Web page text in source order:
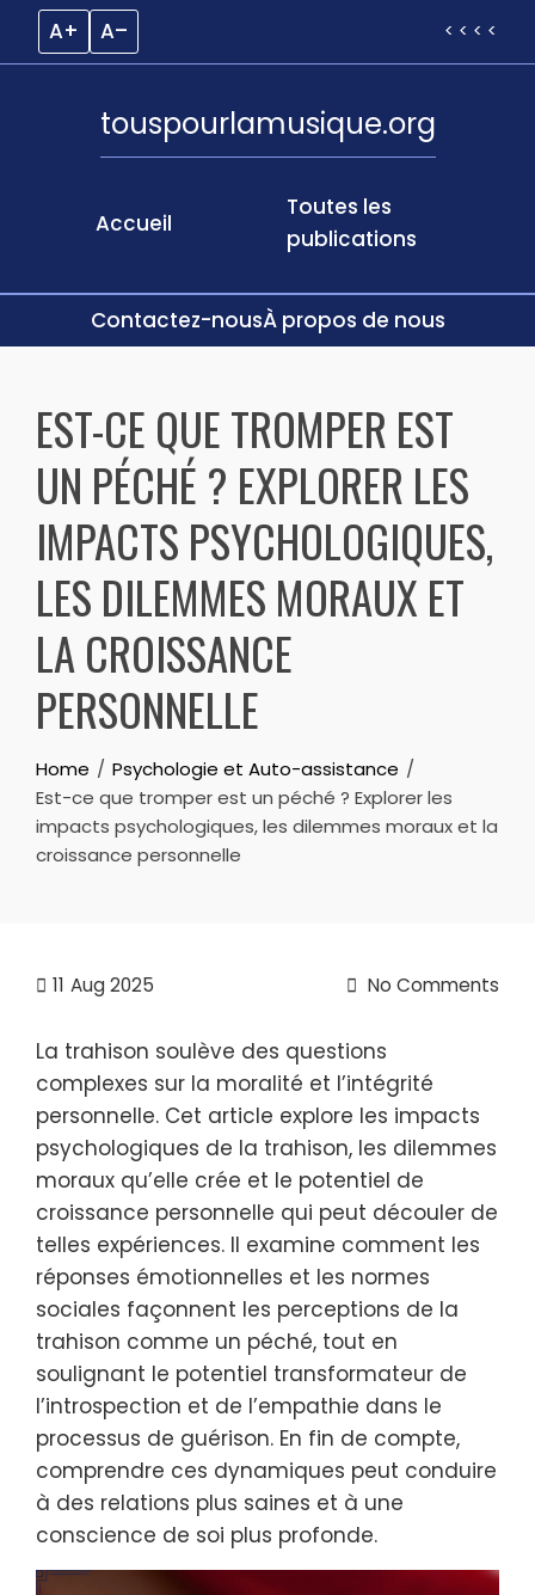
A+ A– < < < <
Accueil
touspourlamusique.org
Toutes les
publications
Contactez-nousÀ propos de nous
contentEST-CE QUE TROMPER EST
UN PÉCHÉ ? EXPLORER LES
IMPACTS PSYCHOLOGIQUES,
LES DILEMMES MORAUX ET
LA CROISSANCE
PERSONNELLE
Home
Psychologie et Auto-assistance
Est-ce que tromper est un péché ? Explorer les
impacts psychologiques, les dilemmes moraux et la
croissance personnelle
11 Aug 2025 No Comments
La trahison soulève des questions
complexes sur la moralité et l’intégrité
personnelle. Cet article explore les impacts
psychologiques de la trahison, les dilemmes
moraux qu’elle crée et le potentiel de
croissance personnelle qui peut découler de
telles expériences. Il examine comment les
réponses émotionnelles et les normes
sociales façonnent les perceptions de la
trahison comme un péché, tout en
soulignant le potentiel transformateur de
l’introspection et de l’empathie dans le
processus de guérison. En fin de compte,
comprendre ces dynamiques peut conduire
à des relations plus saines et à une
conscience de soi plus profonde.